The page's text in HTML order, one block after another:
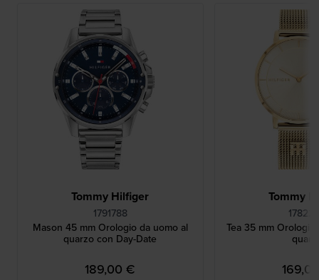
Tommy Hilfiger
1791788
Mason 45 mm Orologio da uomo al
quarzo con Day-Date
189,00 €
Tommy
Tea 35 mm